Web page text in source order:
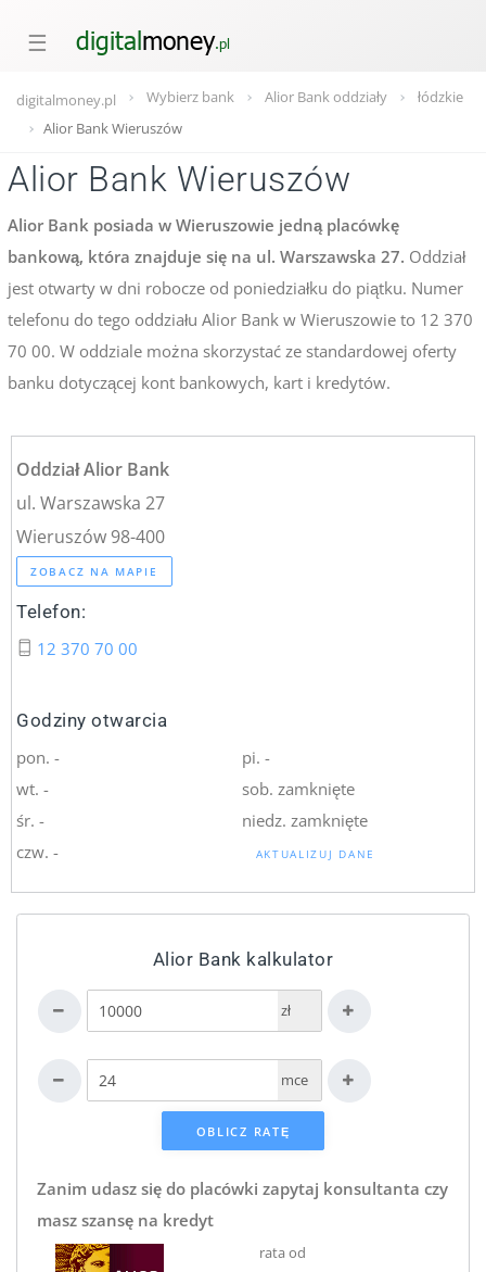
☰
digitalmoney.pl Wybierz bank Alior Bank oddziały
łódzkie
Alior Bank Wieruszów
Alior Bank Wieruszów
Alior Bank posiada w Wieruszowie jedną placówkę
bankową, która znajduje się na ul. Warszawska 27. Oddział
jest otwarty w dni robocze od poniedziałku do piątku. Numer
telefonu do tego oddziału Alior Bank w Wieruszowie to 12 370
70 00. W oddziale można skorzystać ze standardowej oferty
banku dotyczącej kont bankowych, kart i kredytów.
Oddział Alior Bank
ul. Warszawska 27
Wieruszów 98-400
ZOBACZ NA MAPIE
Telefon:
12 370 70 00
Godziny otwarcia
pon. -
wt. -
śr. -
czw. -
pi. -
sob. zamknięte
niedz. zamknięte
AKTUALIZUJ DANE
Alior Bank kalkulator
zł
mce
Zanim udasz się do placówki zapytaj konsultanta czy
masz szansę na kredyt
rata od